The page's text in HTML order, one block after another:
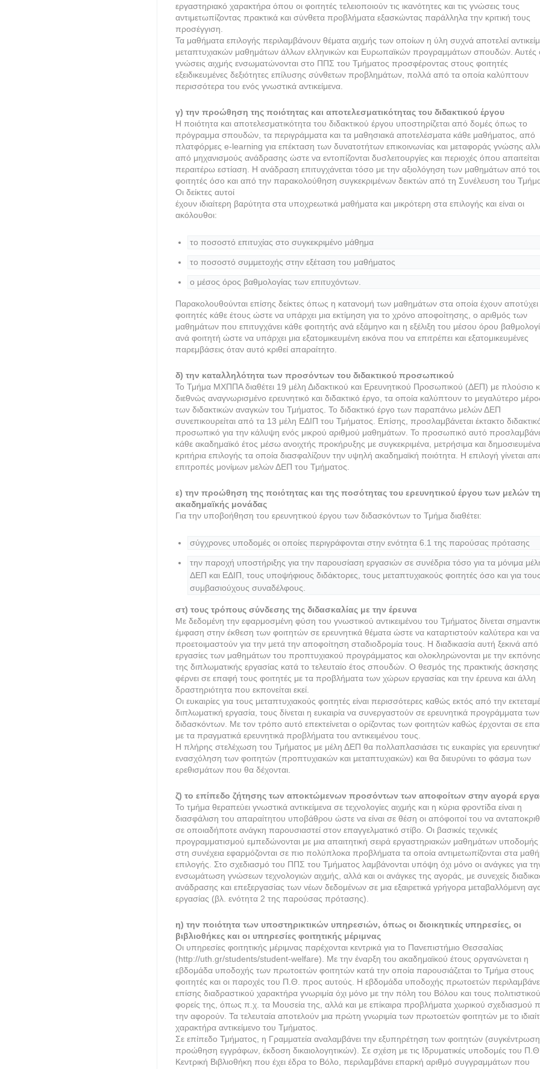
εργαστηριακό χαρακτήρα όπου οι φοιτητές τελειοποιούν τις ικανότητες και τις γνώσεις τους
αντιμετωπίζοντας πρακτικά και σύνθετα προβλήματα εξασκώντας παράλληλα την κριτική τους
προσέγγιση.
Τα μαθήματα επιλογής περιλαμβάνουν θέματα αιχμής των οποίων η ύλη συχνά αποτελεί
μεταπτυχιακών μαθημάτων άλλων ελληνικών και Ευρωπαϊκών προγραμμάτων σπουδών. Αυτές
γνώσεις αιχμής ενσωματώνονται στο ΠΠΣ του Τμήματος προσφέροντας στους φοιτητές
εξειδικευμένες δεξιότητες επίλυσης σύνθετων προβλημάτων, πολλά από τα οποία καλύπτουν
περισσότερα του ενός γνωστικά αντικείμενα.
γ) την προώθηση της ποιότητας και αποτελεσματικότητας του διδακτικού έργου
Η ποιότητα και αποτελεσματικότητα του διδακτικού έργου υποστηρίζεται από δομές όπως το
πρόγραμμα σπουδών, τα περιγράμματα και τα μαθησιακά αποτελέσματα κάθε μαθήματος, από
πλατφόρμες e-learning για επέκταση των δυνατοτήτων επικοινωνίας και μεταφοράς γνώσης
από μηχανισμούς ανάδρασης ώστε να εντοπίζονται δυσλειτουργίες και περιοχές όπου απαιτείται
περαιτέρω εστίαση. Η ανάδραση επιτυγχάνεται τόσο με την αξιολόγηση των μαθημάτων από
φοιτητές όσο και από την παρακολούθηση συγκεκριμένων δεικτών από τη Συνέλευση του
Οι δείκτες αυτοί
έχουν ιδιαίτερη βαρύτητα στα υποχρεωτικά μαθήματα και μικρότερη στα επιλογής και είναι οι
ακόλουθοι:
το ποσοστό επιτυχίας στο συγκεκριμένο μάθημα
το ποσοστό συμμετοχής στην εξέταση του μαθήματος
ο μέσος όρος βαθμολογίας των επιτυχόντων.
Παρακολουθούνται επίσης δείκτες όπως η κατανομή των μαθημάτων στα οποία έχουν αποτύχει
φοιτητές κάθε έτους ώστε να υπάρχει μια εκτίμηση για το χρόνο αποφοίτησης, ο αριθμός των
μαθημάτων που επιτυγχάνει κάθε φοιτητής ανά εξάμηνο και η εξέλιξη του μέσου όρου
ανά φοιτητή ώστε να υπάρχει μια εξατομικευμένη εικόνα που να επιτρέπει και εξατομικευμένες
παρεμβάσεις όταν αυτό κριθεί απαραίτητο.
δ) την καταλληλότητα των προσόντων του διδακτικού προσωπικού
Το Τμήμα ΜΧΠΠΑ διαθέτει 19 μέλη Διδακτικού και Ερευνητικού Προσωπικού (ΔΕΠ) με πλούσιο
διεθνώς αναγνωρισμένο ερευνητικό και διδακτικό έργο, τα οποία καλύπτουν το μεγαλύτερο
των διδακτικών αναγκών του Τμήματος. Το διδακτικό έργο των παραπάνω μελών ΔΕΠ
συνεπικουρείται από τα 13 μέλη ΕΔΙΠ του Τμήματος. Επίσης, προσλαμβάνεται έκτακτο
προσωπικό για την κάλυψη ενός μικρού αριθμού μαθημάτων. Το προσωπικό αυτό
κάθε ακαδημαϊκό έτος μέσω ανοιχτής προκήρυξης με συγκεκριμένα, μετρήσιμα και δημοσιευμένα
κριτήρια επιλογής τα οποία διασφαλίζουν την υψηλή ακαδημαϊκή ποιότητα. Η επιλογή γίνεται
επιτροπές μονίμων μελών ΔΕΠ του Τμήματος.
ε) την προώθηση της ποιότητας και της ποσότητας του ερευνητικού έργου των μελών
ακαδημαϊκής μονάδας
Για την υποβοήθηση του ερευνητικού έργου των διδασκόντων το Τμήμα διαθέτει:
σύγχρονες υποδομές οι οποίες περιγράφονται στην ενότητα 6.1 της παρούσας πρότασης
την παροχή υποστήριξης για την παρουσίαση εργασιών σε συνέδρια τόσο για τα μόνιμα
ΔΕΠ και ΕΔΙΠ, τους υποψήφιους διδάκτορες, τους μεταπτυχιακούς φοιτητές όσο και για τους
συμβασιούχους συναδέλφους.
στ) τους τρόπους σύνδεσης της διδασκαλίας με την έρευνα
Με δεδομένη την εφαρμοσμένη φύση του γνωστικού αντικειμένου του Τμήματος δίνεται
έμφαση στην έκθεση των φοιτητών σε ερευνητικά θέματα ώστε να καταρτιστούν καλύτερα και να
προετοιμαστούν για την μετά την αποφοίτηση σταδιοδρομία τους. Η διαδικασία αυτή ξεκινά από
εργασίες των μαθημάτων του προπτυχιακού προγράμματος και ολοκληρώνονται με την
της διπλωματικής εργασίας κατά το τελευταίο έτος σπουδών. Ο θεσμός της πρακτικής άσκησης
φέρνει σε επαφή τους φοιτητές με τα προβλήματα των χώρων εργασίας και την έρευνα και άλλη
δραστηριότητα που εκπονείται εκεί.
Οι ευκαιρίες για τους μεταπτυχιακούς φοιτητές είναι περισσότερες καθώς εκτός από την
διπλωματική εργασία, τους δίνεται η ευκαιρία να συνεργαστούν σε ερευνητικά προγράμματα των
διδασκόντων. Με τον τρόπο αυτό επεκτείνεται ο ορίζοντας των φοιτητών καθώς έρχονται σε
με τα πραγματικά ερευνητικά προβλήματα του αντικειμένου τους.
Η πλήρης στελέχωση του Τμήματος με μέλη ΔΕΠ θα πολλαπλασιάσει τις ευκαιρίες για
ενασχόληση των φοιτητών (προπτυχιακών και μεταπτυχιακών) και θα διευρύνει το φάσμα των
ερεθισμάτων που θα δέχονται.
ζ) το επίπεδο ζήτησης των αποκτώμενων προσόντων των αποφοίτων στην αγορά
Το τμήμα θεραπεύει γνωστικά αντικείμενα σε τεχνολογίες αιχμής και η κύρια φροντίδα είναι η
διασφάλιση του απαραίτητου υποβάθρου ώστε να είναι σε θέση οι απόφοιτοί του να
σε οποιαδήποτε ανάγκη παρουσιαστεί στον επαγγελματικό στίβο. Οι βασικές τεχνικές
προγραμματισμού εμπεδώνονται με μια απαιτητική σειρά εργαστηριακών μαθημάτων υποδομής
στη συνέχεια εφαρμόζονται σε πιο πολύπλοκα προβλήματα τα οποία αντιμετωπίζονται στα
επιλογής. Στο σχεδιασμό του ΠΠΣ του Τμήματος λαμβάνονται υπόψη όχι μόνο οι ανάγκες για
ενσωμάτωση γνώσεων τεχνολογιών αιχμής, αλλά και οι ανάγκες της αγοράς, με συνεχείς
ανάδρασης και επεξεργασίας των νέων δεδομένων σε μια εξαιρετικά γρήγορα μεταβαλλόμενη
εργασίας (βλ. ενότητα 2 της παρούσας πρότασης).
η) την ποιότητα των υποστηρικτικών υπηρεσιών, όπως οι διοικητικές υπηρεσίες, οι
βιβλιοθήκες και οι υπηρεσίες φοιτητικής μέριμνας
Οι υπηρεσίες φοιτητικής μέριμνας παρέχονται κεντρικά για το Πανεπιστήμιο Θεσσαλίας
(http://uth.gr/students/student-welfare). Με την έναρξη του ακαδημαϊκού έτους οργανώνεται η
εβδομάδα υποδοχής των πρωτοετών φοιτητών κατά την οποία παρουσιάζεται το Τμήμα στους
φοιτητές και οι παροχές του Π.Θ. προς αυτούς. Η εβδομάδα υποδοχής πρωτοετών
επίσης διαδραστικού χαρακτήρα γνωριμία όχι μόνο με την πόλη του Βόλου και τους
φορείς της, όπως π.χ. τα Μουσεία της, αλλά και με επίκαιρα προβλήματα χωρικού σχεδιασμού
την αφορούν. Τα τελευταία αποτελούν μια πρώτη γνωριμία των πρωτοετών φοιτητών με το
χαρακτήρα αντικείμενο του Τμήματος.
Σε επίπεδο Τμήματος, η Γραμματεία αναλαμβάνει την εξυπηρέτηση των φοιτητών (συγκέντρωση,
προώθηση εγγράφων, έκδοση δικαιολογητικών). Σε σχέση με τις Ιδρυματικές υποδομές του
Κεντρική Βιβλιοθήκη που έχει έδρα το Βόλο, περιλαμβάνει επαρκή αριθμό συγγραμμάτων που